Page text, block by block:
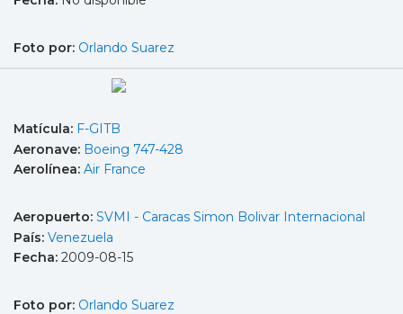
Foto por: Orlando Suarez
Matícula: F-GITB
Aeronave: Boeing 747-428
Aerolínea: Air France
Aeropuerto: SVMI - Caracas Simon Bolivar Internacional
País: Venezuela
Fecha: 2009-08-15
Foto por: Orlando Suarez